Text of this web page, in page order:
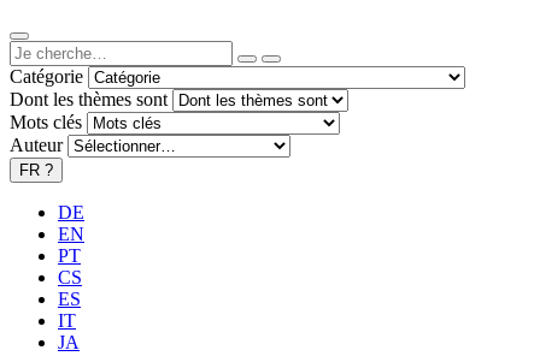
Catégorie
Dont les thèmes sont
Mots clés
Auteur
FR ?
DE
EN
PT
CS
ES
IT
JA